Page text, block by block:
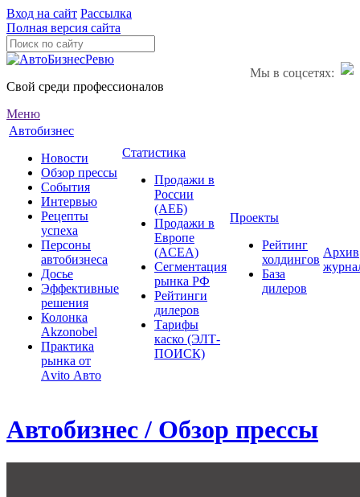
Вход на сайт Рассылка
Полная версия сайта
Мы в соцсетях:
Свой среди профессионалов
Меню
Автобизнес
Новости
Обзор прессы
События
Интервью
Рецепты
успеха
Персоны
автобизнеса
Досье
Эффективные
решения
Колонка
Akzonobel
Практика
рынка от
Аvito Авто
Статистика
Продажи в
России
(АЕБ)
Продажи в
Европе
(ACEA)
Сегментация
рынка РФ
Рейтинги
дилеров
Тарифы
каско (ЭЛТ-
ПОИСК)
Проекты
Рейтинг
холдингов
База
дилеров
Архив
Автобизнес / Обзор прессы